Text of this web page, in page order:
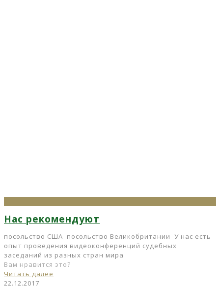
Нас рекомендуют
посольство США посольство Великобритании У нас есть
опыт проведения видеоконференций судебных
заседаний из разных стран мира
Вам нравится это?
Читать далее
22.12.2017